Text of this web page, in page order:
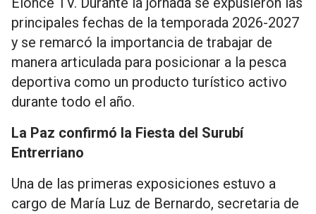
principales fechas de la temporada 2026-2027
y se remarcó la importancia de trabajar de
manera articulada para posicionar a la pesca
deportiva como un producto turístico activo
durante todo el año.
La Paz confirmó la Fiesta del Surubí
Entrerriano
Una de las primeras exposiciones estuvo a
cargo de María Luz de Bernardo, secretaria de